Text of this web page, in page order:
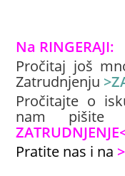
Na RINGERAJI:
Pročitaj još
Zatrudnjenju
Pročitajte o
nam
Pratite nas i na